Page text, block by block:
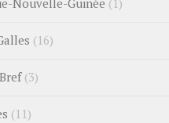
Nouvelle-Guinée (1)
(16)
(3)
(11)